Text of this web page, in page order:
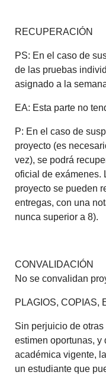
RECUPERACIÓN
PS: En el caso de
de las pruebas
asignado a la
EA: Esta parte no
P: En el caso de
proyecto (es
vez), se podrá
oficial de exámenes.
proyecto se pueden
entregas, con una
nunca superior a 8).
CONVALIDACIÓN
No se convalidan
PLAGIOS, COPIAS,
Sin perjuicio de
estimen oportunas, y
académica vigente,
un estudiante que